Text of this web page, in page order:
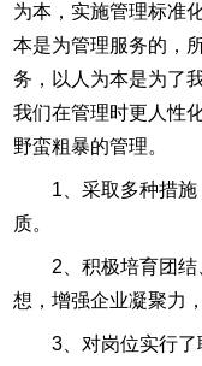
为本，实施管理标准
本是为管理服务的，
务，以人为本是为了
我们在管理时更人性
野蛮粗暴的管理。
1、采取多种措
质。
2、积极培育团
想，增强企业凝聚力
3、对岗位实行